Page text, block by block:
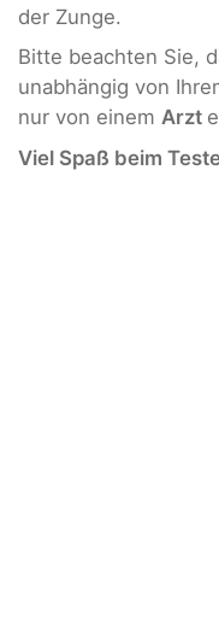
der Zunge.
Bitte beachten Sie,
unabhängig von
nur von einem Arzt
Viel Spaß beim